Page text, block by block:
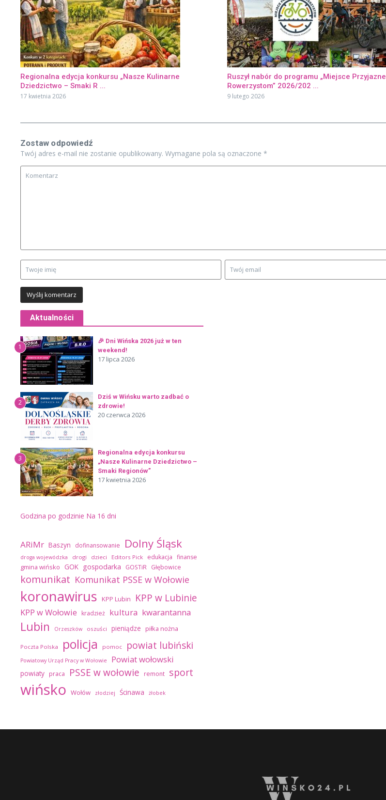
Regionalna edycja konkursu „Nasze Kulinarne
Dziedzictwo – Smaki R ...
17 kwietnia 2026
Ruszył nabór do programu „Miejsce Przyjazne
Rowerzystom” 2026/202 ...
9 lutego 2026
Zostaw odpowiedź
Twój adres e-mail nie zostanie opublikowany. Wymagane pola są oznaczone *
Aktualności
1
🎉 Dni Wińska 2026 już w ten
weekend!
17 lipca 2026
2
Dziś w Wińsku warto zadbać o
zdrowie!
20 czerwca 2026
3
Regionalna edycja konkursu
„Nasze Kulinarne Dziedzictwo –
Smaki Regionów”
17 kwietnia 2026
Godzina po godzinie Na 16 dni
ARiMr Baszyn dofinansowanie Dolny Śląsk
droga wojewódzka drogi dzieci Editors Pick edukacja finanse
gmina wińsko GOK gospodarka GOSTiR Głębowice
komunikat Komunikat PSSE w Wołowie
koronawirus KPP Lubin KPP w Lubinie
KPP w Wołowie kradzież kultura kwarantanna
Lubin Orzeszków oszuści pieniądze piłka nożna
Poczta Polska policja pomoc powiat lubiński
Powiatowy Urząd Pracy w Wołowie Powiat wołowski
powiaty praca PSSE w wołowie remont sport
wińsko Wołów złodziej Ścinawa żłobek